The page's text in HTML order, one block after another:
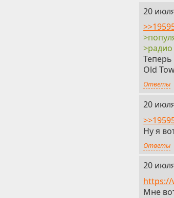
6
20
>радио
Теперь
Old
Ответы
7
20
Ну я
Ответы
8
20
https://
Мне